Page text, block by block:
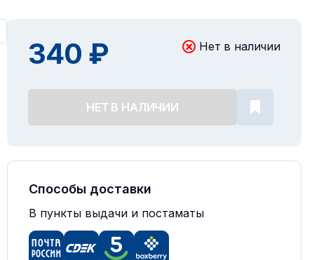
340 ₽ Нет в наличии
НЕТ В НАЛИЧИИ
Способы доставки
В пункты выдачи и постаматы